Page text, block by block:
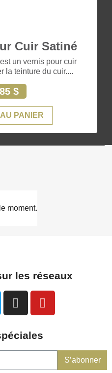
Cuir Satiné
un vernis pour cuir
la teinture du cuir....
$
PANIER
moment.
les réseaux
S’abonner